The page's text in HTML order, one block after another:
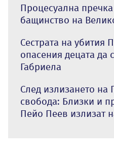
Процесуална
бащинство на
Сестрата на убития
опасения децата да
Габриела
След излизането на
свобода: Близки и
Пейо Пеев излизат